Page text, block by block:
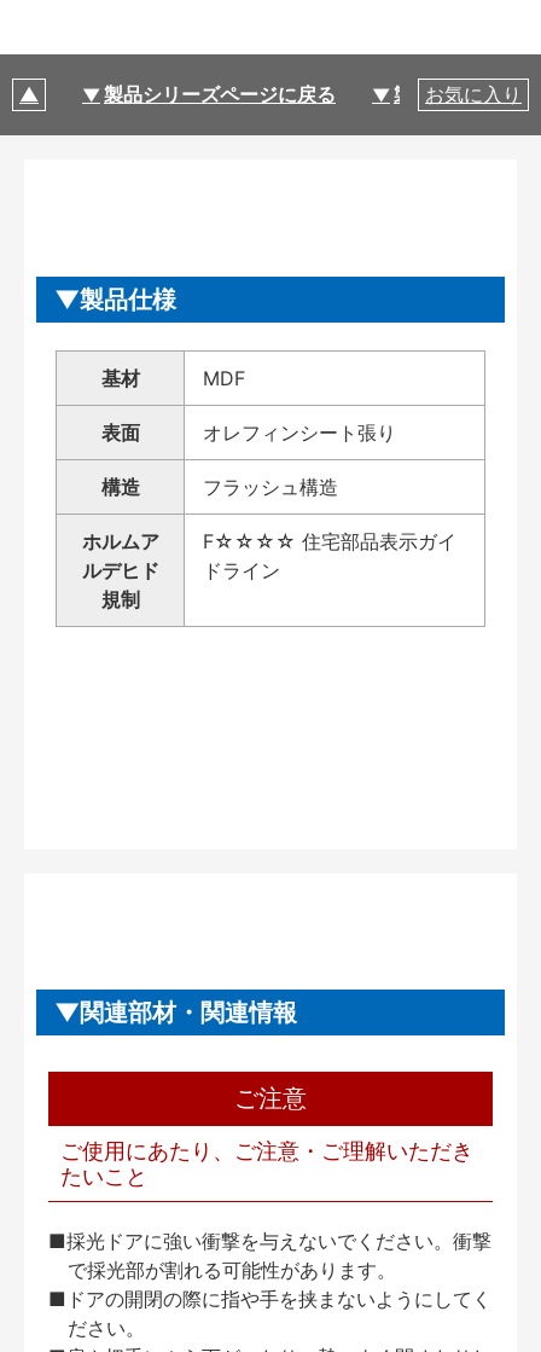
製品シリーズページに戻る 製品仕様
お気に入り
製品仕様
基材 MDF
表面 オレフィンシート張り
構造 フラッシュ構造
ホルムア
ルデヒド
規制
F☆☆☆☆ 住宅部品表示ガイ
ドライン
関連部材・関連情報
ご注意
ご使用にあたり、ご注意・ご理解いただき
たいこと
■採光ドアに強い衝撃を与えないでください。衝撃
で採光部が割れる可能性があります。
■ドアの開閉の際に指や手を挟まないようにしてく
ださい。